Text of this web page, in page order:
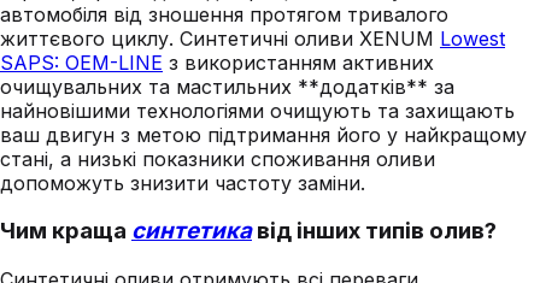
автомобіля від зношення протягом тривалого
життєвого циклу. Синтетичні оливи XENUM Lowest
SAPS: OEM-LINE з використанням активних
очищувальних та мастильних **додатків** за
найновішими технологіями очищують та захищають
ваш двигун з метою підтримання його у найкращому
стані, а низькі показники споживання оливи
допоможуть знизити частоту заміни.
Чим краща синтетикавід інших типів олив?